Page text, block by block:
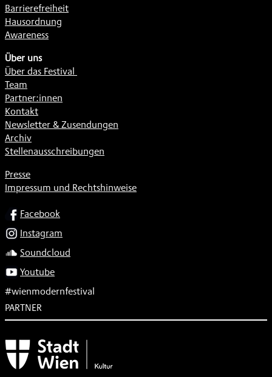
Barrierefreiheit
Hausordnung
Awareness
Über uns
Über das Festival
Team
Partner:innen
Kontakt
Newsletter & Zusendungen
Archiv
Stellenausschreibungen
Presse
Impressum und Rechtshinweise
SOCIALFacebook
Instagram
Soundcloud
Youtube
#wienmodernfestival
PARTNER
Subventionsgeber